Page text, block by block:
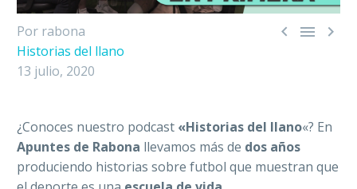
  
Por rabona
Historias del llano
13 julio, 2020
¿Conoces nuestro podcast «Historias del llano«? En
Apuntes de Rabona llevamos más de dos años
produciendo historias sobre futbol que muestran que